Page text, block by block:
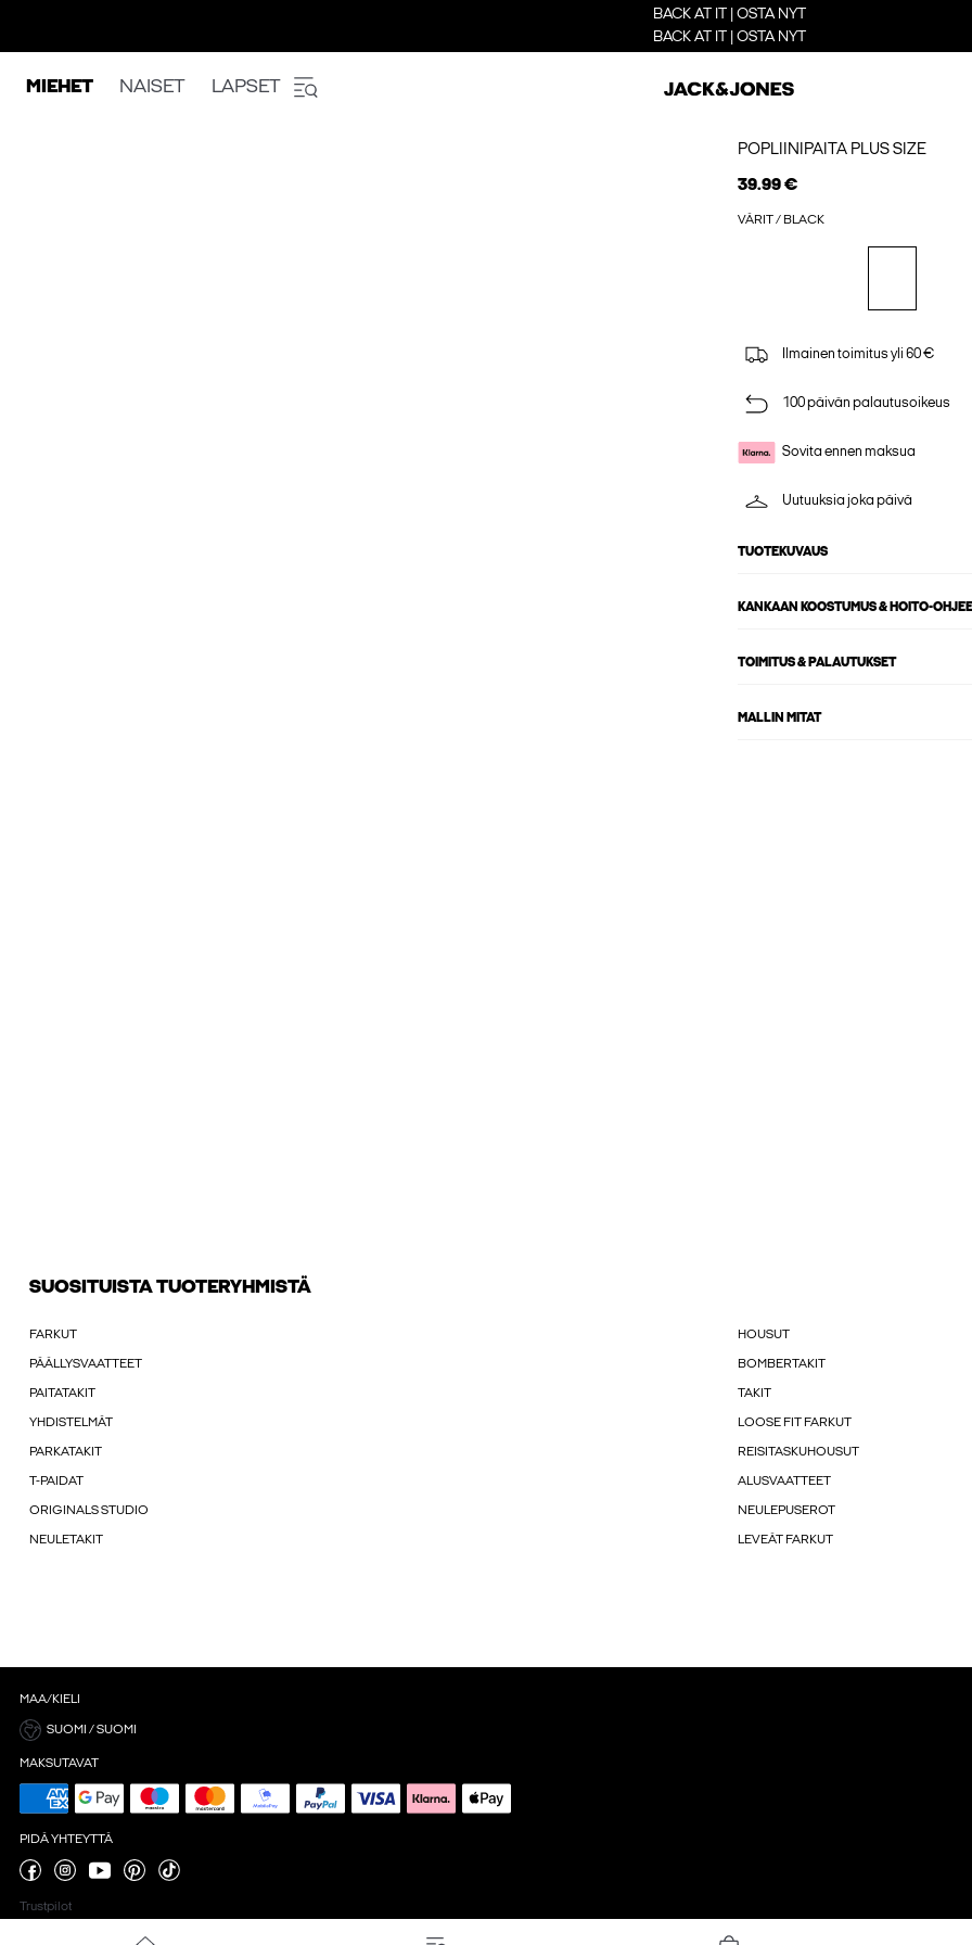
BACK AT IT | OSTA NYT
BACK AT IT | OSTA NYT
MIEHET NAISET LAPSET
POPLIINIPAITA PLUS SIZE
39.99 €
VÄRIT / BLACK
Ilmainen toimitus yli 60 €
100 päivän palautusoikeus
Sovita ennen maksua
Uutuuksia joka päivä
TUOTEKUVAUS
KANKAAN KOOSTUMUS & HOITO-
TOIMITUS & PALAUTUKSET
MALLIN MITAT
SUOSITUISTA TUOTERYHMISTÄ
FARKUT HOUSUT
PÄÄLLYSVAATTEET BOMBERTAKIT
PAITATAKIT TAKIT
YHDISTELMÄT LOOSE FIT FARKUT
PARKATAKIT REISITASKUHOUSUT
T-PAIDAT ALUSVAATTEET
ORIGINALS STUDIO NEULEPUSEROT
NEULETAKIT LEVEÄT FARKUT
MAA/KIELI
SUOMI / SUOMI
MAKSUTAVAT
PIDÄ YHTEYTTÄ
Trustpilot